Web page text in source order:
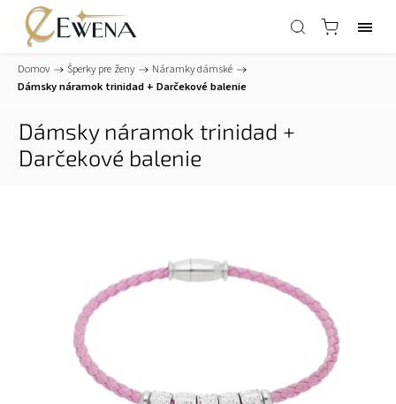
Domov / Šperky pre ženy / Náramky dámské /
Dámsky náramok trinidad + Darčekové balenie
Dámsky náramok trinidad +
Darčekové balenie